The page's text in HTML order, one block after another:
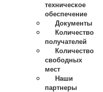
техническое
обеспечение
Документы
Количество
получателей
Количество
свободных
мест
Наши
партнеры